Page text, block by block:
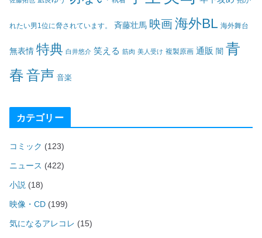
れたい男1位に脅されています。 斉藤壮馬 映画海外BL 海外舞台
無表情 特典 白井悠介 笑える 筋肉 美人受け 複製原画 通販 闇 青
春音声 音楽
カテゴリー
コミック (123)
ニュース (422)
小説 (18)
映像・CD (199)
気になるアレコレ (15)